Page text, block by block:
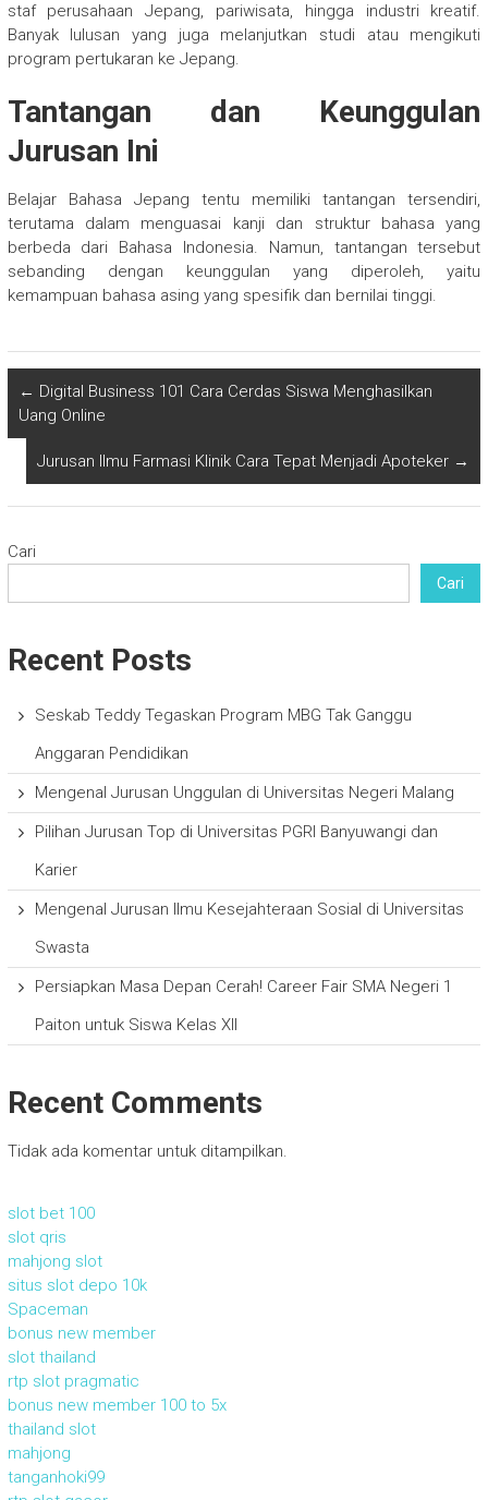
staf perusahaan Jepang, pariwisata, hingga industri kreatif.
Banyak lulusan yang juga melanjutkan studi atau mengikuti
program pertukaran ke Jepang.
Tantangan dan Keunggulan
Jurusan Ini
Belajar Bahasa Jepang tentu memiliki tantangan tersendiri,
terutama dalam menguasai kanji dan struktur bahasa yang
berbeda dari Bahasa Indonesia. Namun, tantangan tersebut
sebanding dengan keunggulan yang diperoleh, yaitu
kemampuan bahasa asing yang spesifik dan bernilai tinggi.
← Digital Business 101 Cara Cerdas Siswa Menghasilkan
Uang Online
Jurusan Ilmu Farmasi Klinik Cara Tepat Menjadi Apoteker →
Cari
Cari
Recent Posts
Seskab Teddy Tegaskan Program MBG Tak Ganggu
Anggaran Pendidikan
Mengenal Jurusan Unggulan di Universitas Negeri Malang
Pilihan Jurusan Top di Universitas PGRI Banyuwangi dan
Karier
Mengenal Jurusan Ilmu Kesejahteraan Sosial di Universitas
Swasta
Persiapkan Masa Depan Cerah! Career Fair SMA Negeri 1
Paiton untuk Siswa Kelas XII
Recent Comments
Tidak ada komentar untuk ditampilkan.
slot bet 100
slot qris
mahjong slot
situs slot depo 10k
Spaceman
bonus new member
slot thailand
rtp slot pragmatic
bonus new member 100 to 5x
thailand slot
mahjong
tanganhoki99